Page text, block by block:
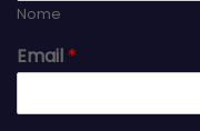
Nome
Email *